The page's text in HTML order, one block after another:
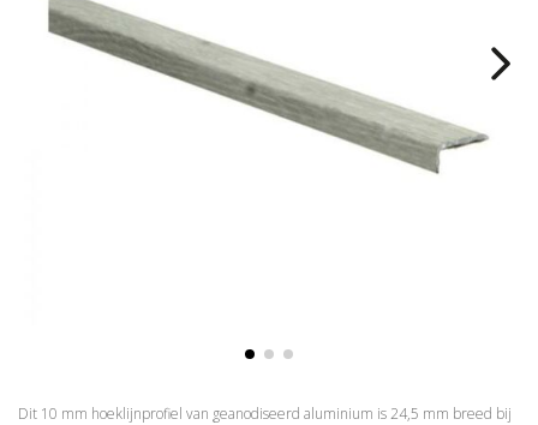
Dit 10 mm hoeklijnprofiel van geanodiseerd aluminium is 24,5 mm breed bij